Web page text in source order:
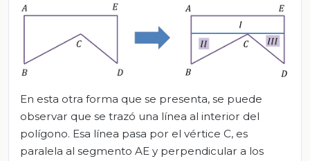
En esta otra forma que se presenta, se puede
observar que se trazó una línea al interior del
polígono. Esa línea pasa por el vértice C, es
paralela al segmento AE y perpendicular a los